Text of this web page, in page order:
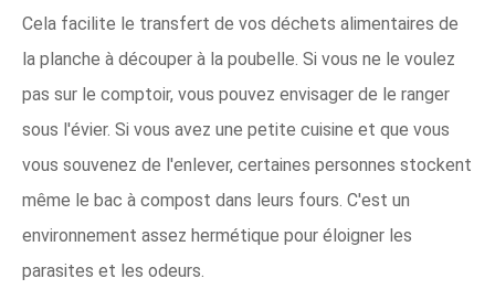
Cela facilite le transfert de vos déchets alimentaires de
la planche à découper à la poubelle. Si vous ne le voulez
pas sur le comptoir, vous pouvez envisager de le ranger
sous l'évier. Si vous avez une petite cuisine et que vous
vous souvenez de l'enlever, certaines personnes stockent
même le bac à compost dans leurs fours. C'est un
environnement assez hermétique pour éloigner les
parasites et les odeurs.